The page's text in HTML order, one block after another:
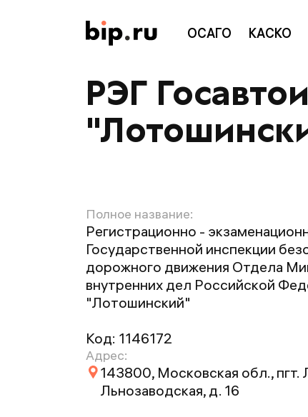
ОСАГО КАСКО
РЭГ
Полное название:
Регистрационно -
Государственной инспекции
дорожного движения Отдела
внутренних дел Российской
"Лотошинский"
Код: 1146172
Адрес:
143800, Московская обл., пгт.
Льнозаводская, д. 16